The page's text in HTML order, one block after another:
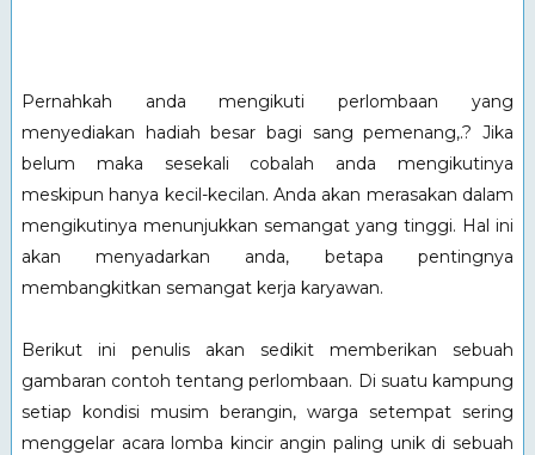
Pernahkah anda mengikuti perlombaan yang
menyediakan hadiah besar bagi sang pemenang,.? Jika
belum maka sesekali cobalah anda mengikutinya
meskipun hanya kecil-kecilan. Anda akan merasakan dalam
mengikutinya menunjukkan semangat yang tinggi. Hal ini
akan menyadarkan anda, betapa pentingnya
membangkitkan semangat kerja karyawan.
Berikut ini penulis akan sedikit memberikan sebuah
gambaran contoh tentang perlombaan. Di suatu kampung
setiap kondisi musim berangin, warga setempat sering
menggelar acara lomba kincir angin paling unik di sebuah